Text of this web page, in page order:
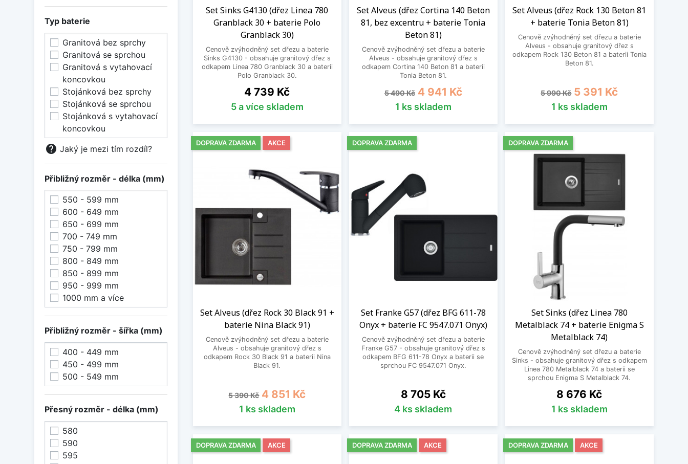
Pureblack 26
Puro
Sahara
Sahara 50
Silverstone
Steel 04
Stone
Titanium 72
Truffle 54
Twilight 05
White 11
Černá
Šedá břidlice
Šedá vulkán
Šedý kámen
Typ baterie
Granitová bez sprchy
Granitová se sprchou
Granitová s vytahovací
koncovkou
Stojánková bez sprchy
Stojánková se sprchou
Stojánková s vytahovací
koncovkou
help Jaký je mezi tím rozdíl?
Přibližný rozměr - délka (mm)
550 - 599 mm
600 - 649 mm
650 - 699 mm
700 - 749 mm
750 - 799 mm
800 - 849 mm
850 - 899 mm
950 - 999 mm
1000 mm a více
Přibližný rozměr - šířka (mm)
400 - 449 mm
450 - 499 mm
500 - 549 mm
Přesný rozměr - délka (mm)
580
590
595
Set Sinks G4130 (dřez Linea 780
Granblack 30 + baterie Polo
Granblack 30)
Cenově zvýhodněný set dřezu a baterie
Sinks G4130 - obsahuje granitový dřez s
odkapem Linea 780 Granblack 30 a baterii
Polo Granblack 30.
Cena
4 739 Kč
5 a více skladem
Set Alveus (dřez Cortina 140 Beton
81, bez excentru + baterie Tonia
Beton 81)
Cenově zvýhodněný set dřezu a baterie
Alveus - obsahuje granitový dřez s
odkapem Cortina 140 Beton 81 a baterii
Tonia Beton 81.
Běžná cena
5 490 Kč Cena
4 941 Kč
1 ks skladem
Set Alveus (dřez Rock 130 Beton 81
+ baterie Tonia Beton 81)
Cenově zvýhodněný set dřezu a baterie
Alveus - obsahuje granitový dřez s
odkapem Rock 130 Beton 81 a baterii Tonia
Beton 81.
Běžná cena
5 990 Kč Cena
5 391 Kč
1 ks skladem
Set Alveus (dřez Rock 30 Black 91 +
baterie Nina Black 91)
Cenově zvýhodněný set dřezu a baterie
Alveus - obsahuje granitový dřez s
odkapem Rock 30 Black 91 a baterii Nina
Black 91.
Běžná cena
5 390 Kč Cena
4 851 Kč
1 ks skladem
DOPRAVA ZDARMA AKCE
Set Franke G57 (dřez BFG 611-78
Onyx + baterie FC 9547.071 Onyx)
Cenově zvýhodněný set dřezu a baterie
Franke G57 - obsahuje granitový dřez s
odkapem BFG 611-78 Onyx a baterii se
sprchou FC 9547.071 Onyx.
Cena
8 705 Kč
4 ks skladem
DOPRAVA ZDARMA
Set Sinks (dřez Linea 780
Metalblack 74 + baterie Enigma S
Metalblack 74)
Cenově zvýhodněný set dřezu a baterie
Sinks - obsahuje granitový dřez s odkapem
Linea 780 Metalblack 74 a baterii se
sprchou Enigma S Metalblack 74.
Cena
8 676 Kč
1 ks skladem
DOPRAVA ZDARMA
DOPRAVA ZDARMA AKCE DOPRAVA ZDARMA AKCE DOPRAVA ZDARMA AKCE